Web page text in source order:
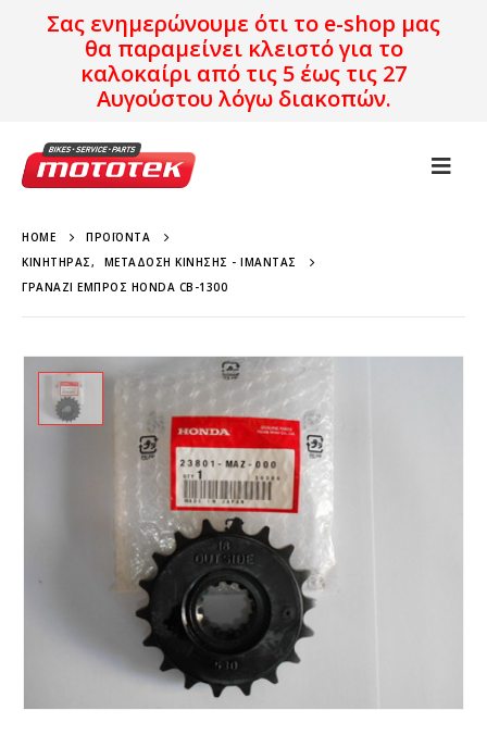
Σας ενημερώνουμε ότι το e-shop μας
θα παραμείνει κλειστό για το
καλοκαίρι από τις 5 έως τις 27
Αυγούστου λόγω διακοπών.
HOME
ΠΡΟΪΌΝΤΑ
ΚΙΝΗΤΉΡΑΣ,
ΜΕΤΆΔΟΣΗ ΚΊΝΗΣΗΣ - ΙΜΆΝΤΑΣ
ΓΡΑΝΆΖΙ ΕΜΠΡΌΣ HONDA CB-1300